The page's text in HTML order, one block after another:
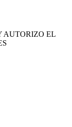
AUTORIZO EL